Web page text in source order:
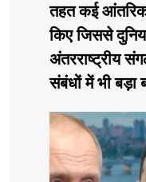
तहत कई आंतरिक
किए जिससे
अंतरराष्ट्रीय
संबंधों में भी बड़ा